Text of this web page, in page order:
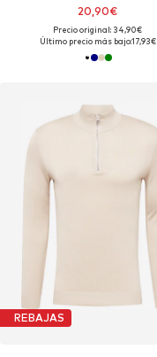
20,90€
Precio original: 34,90€
Último precio más bajo:17,93€
REBAJAS